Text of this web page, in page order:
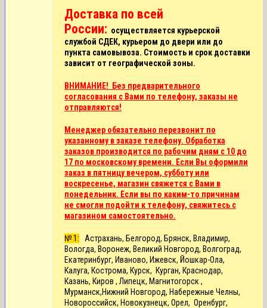
Доставка по всей
России: осуществляется курьерской
службой СДЕК, курьером до двери или до
пункта самовывоза. Стоимость и срок доставки
зависит от географической зоны.
ВНИМАНИЕ! Без предварительного
согласования с Вами по телефону, заказы не
отправляются!
Менеджер обязательно перезвонит по
указанному в заказе телефону. Обработка
заказов производится по рабочим дням с 10 до
17 по московскому времени. Если Вы оформили
заказ в пятницу вечером, субботу или
воскресенье, магазин свяжется с Вами в
понедельник. Если вы по каким-то причинам
не смогли подойти к телефону, свяжитесь с
магазином самостоятельно.
№ 1: Астрахань, Белгород, Брянск, Владимир,
Вологда, Воронеж, Великий Новгород, Волгоград,
Екатеринбург, Иваново, Ижевск, Йошкар-Ола,
Калуга, Кострома, Курск, Курган, Краснодар,
Казань, Киров , Липецк, Магнитогорск ,
Мурманск,Нижний Новгород, Набережные Челны,
Новороссийск, Новокузнецк, Орел, Оренбург,